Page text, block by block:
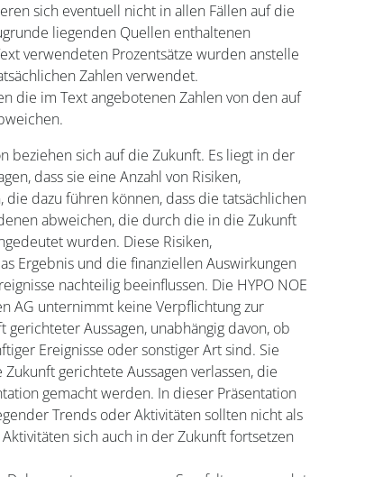
sich eventuell nicht in allen Fällen auf die
liegenden Quellen enthaltenen
verwendeten Prozentsätze wurden anstelle
Zahlen verwendet.
die im Text angebotenen Zahlen von den auf
beziehen sich auf die Zukunft. Es liegt in der
dass sie eine Anzahl von Risiken,
dazu führen können, dass die tatsächlichen
abweichen, die durch die in die Zukunft
wurden. Diese Risiken,
Ergebnis und die finanziellen Auswirkungen
nachteilig beeinflussen. Die HYPO NOE
AG unternimmt keine Verpflichtung zur
Aussagen, unabhängig davon, ob
Ereignisse oder sonstiger Art sind. Sie
gerichtete Aussagen verlassen, die
gemacht werden. In dieser Präsentation
Trends oder Aktivitäten sollten nicht als
sich auch in der Zukunft fortsetzen